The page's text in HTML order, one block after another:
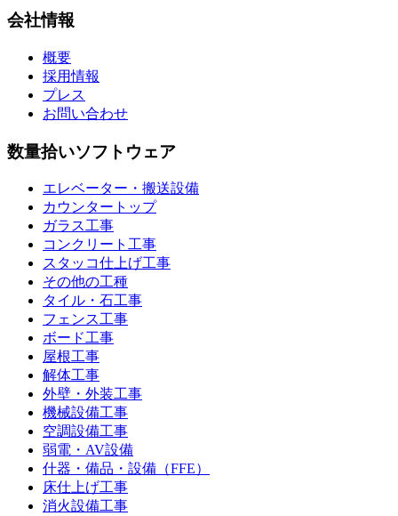
会社情報
概要
採用情報
プレス
お問い合わせ
数量拾いソフトウェア
エレベーター・搬送設備
カウンタートップ
ガラス工事
コンクリート工事
スタッコ仕上げ工事
その他の工種
タイル・石工事
フェンス工事
ボード工事
屋根工事
解体工事
外壁・外装工事
機械設備工事
空調設備工事
弱電・AV設備
什器・備品・設備（FFE）
床仕上げ工事
消火設備工事